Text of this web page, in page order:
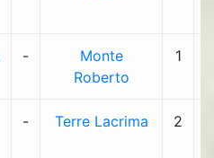
-
Monte
Roberto
1
- Terre Lacrima 2